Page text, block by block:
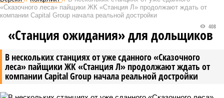
«Сказочного леса» пайщики ЖК «Станция Л» продолжают ждать от
компании Capital Group начала реальной достройки
В нескольких станциях от уже сданного «Сказочного
леса» пайщики ЖК «Станция Л» продолжают ждать от
компании Capital Group начала реальной достройки
408
«Станция ожидания» для дольщиков